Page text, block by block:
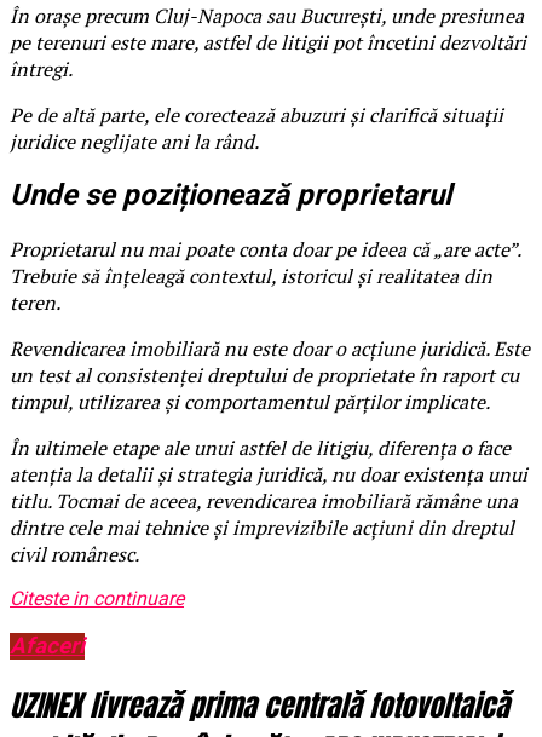
În orașe precum Cluj-Napoca sau București, unde presiunea
pe terenuri este mare, astfel de litigii pot încetini dezvoltări
întregi.
Pe de altă parte, ele corectează abuzuri și clarifică situații
juridice neglijate ani la rând.
Unde se poziționează proprietarul
Proprietarul nu mai poate conta doar pe ideea că „are acte”.
Trebuie să înțeleagă contextul, istoricul și realitatea din
teren.
Revendicarea imobiliară nu este doar o acțiune juridică. Este
un test al consistenței dreptului de proprietate în raport cu
timpul, utilizarea și comportamentul părților implicate.
În ultimele etape ale unui astfel de litigiu, diferența o face
atenția la detalii și strategia juridică, nu doar existența unui
titlu. Tocmai de aceea, revendicarea imobiliară rămâne una
dintre cele mai tehnice și imprevizibile acțiuni din dreptul
civil românesc.
Citeste in continuare
Afaceri
UZINEX livrează prima centrală fotovoltaică